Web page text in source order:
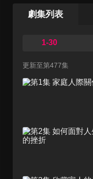
劇集列表
1-30
更新至第477集